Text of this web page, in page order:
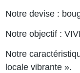
Notre devise :
Notre objectif :
Notre
locale vibrante ».